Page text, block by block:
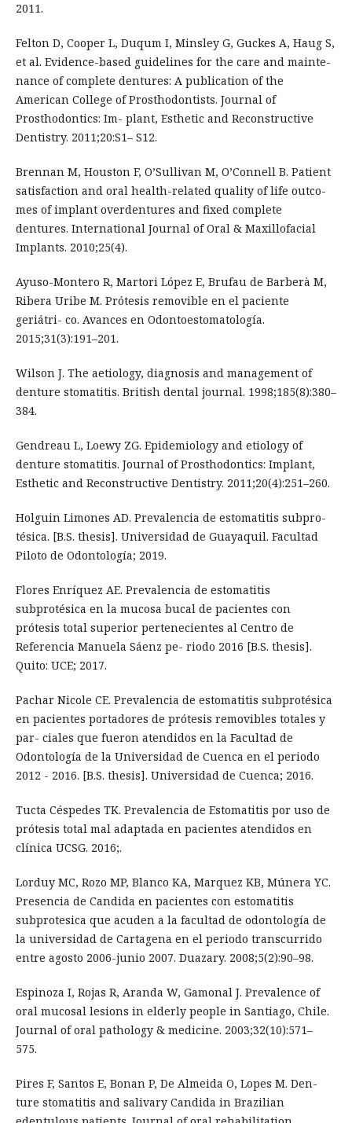
2011.
Felton D, Cooper L, Duqum I, Minsley G, Guckes A, Haug S,
et al. Evidence-based guidelines for the care and mainte-
nance of complete dentures: A publication of the
American College of Prosthodontists. Journal of
Prosthodontics: Im- plant, Esthetic and Reconstructive
Dentistry. 2011;20:S1– S12.
Brennan M, Houston F, O’Sullivan M, O’Connell B. Patient
satisfaction and oral health-related quality of life outco-
mes of implant overdentures and fixed complete
dentures. International Journal of Oral & Maxillofacial
Implants. 2010;25(4).
Ayuso-Montero R, Martori López E, Brufau de Barberà M,
Ribera Uribe M. Prótesis removible en el paciente
geriátri- co. Avances en Odontoestomatología.
2015;31(3):191–201.
Wilson J. The aetiology, diagnosis and management of
denture stomatitis. British dental journal. 1998;185(8):380–
384.
Gendreau L, Loewy ZG. Epidemiology and etiology of
denture stomatitis. Journal of Prosthodontics: Implant,
Esthetic and Reconstructive Dentistry. 2011;20(4):251–260.
Holguin Limones AD. Prevalencia de estomatitis subpro-
tésica. [B.S. thesis]. Universidad de Guayaquil. Facultad
Piloto de Odontología; 2019.
Flores Enríquez AE. Prevalencia de estomatitis
subprotésica en la mucosa bucal de pacientes con
prótesis total superior pertenecientes al Centro de
Referencia Manuela Sáenz pe- riodo 2016 [B.S. thesis].
Quito: UCE; 2017.
Pachar Nicole CE. Prevalencia de estomatitis subprotésica
en pacientes portadores de prótesis removibles totales y
par- ciales que fueron atendidos en la Facultad de
Odontología de la Universidad de Cuenca en el periodo
2012 - 2016. [B.S. thesis]. Universidad de Cuenca; 2016.
Tucta Céspedes TK. Prevalencia de Estomatitis por uso de
prótesis total mal adaptada en pacientes atendidos en
clínica UCSG. 2016;.
Lorduy MC, Rozo MP, Blanco KA, Marquez KB, Múnera YC.
Presencia de Candida en pacientes con estomatitis
subprotesica que acuden a la facultad de odontología de
la universidad de Cartagena en el periodo transcurrido
entre agosto 2006-junio 2007. Duazary. 2008;5(2):90–98.
Espinoza I, Rojas R, Aranda W, Gamonal J. Prevalence of
oral mucosal lesions in elderly people in Santiago, Chile.
Journal of oral pathology & medicine. 2003;32(10):571–
575.
Pires F, Santos E, Bonan P, De Almeida O, Lopes M. Den-
ture stomatitis and salivary Candida in Brazilian